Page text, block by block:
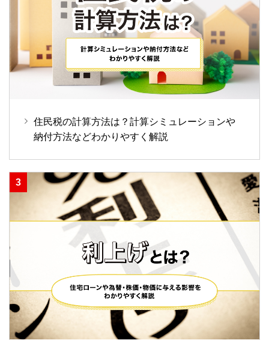
住民税の計算方法は？計算シミュレーションや
納付方法などわかりやすく解説